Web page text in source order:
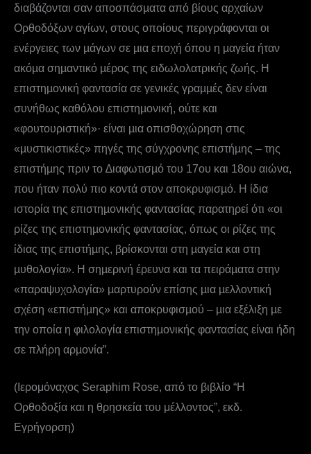
διαβάζονται σαν αποσπάσµατα από βίους αρχαίων
Ορθοδόξων αγίων, στους οποίους περιγράφονται οι
ενέργειες των µάγων σε µια εποχή όπου η µαγεία ήταν
ακόµα σηµαντικό µέρος της ειδωλολατρικής ζωής. Η
επιστηµονική φαντασία σε γενικές γραµµές δεν είναι
συνήθως καθόλου επιστηµονική, ούτε και
«φουτουριστική»· είναι µια οπισθοχώρηση στις
«µυστικιστικές» πηγές της σύγχρονης επιστήµης – της
επιστήµης πριν το ∆ιαφωτισµό του 17ου και 18ου αιώνα,
που ήταν πολύ πιο κοντά στον αποκρυφισµό. Η ίδια
ιστορία της επιστηµονικής φαντασίας παρατηρεί ότι «οι
ρίζες της επιστηµονικής φαντασίας, όπως οι ρίζες της
ίδιας της επιστήµης, βρίσκονται στη µαγεία και στη
µυθολογία». Η σηµερινή έρευνα και τα πειράµατα στην
«παραψυχολογία» µαρτυρούν επίσης µια µελλοντική
σχέση «επιστήµης» και αποκρυφισµού – µια εξέλιξη µε
την οποία η φιλολογία επιστηµονικής φαντασίας είναι ήδη
σε πλήρη αρµονία”.
(Ιερομόναχος Seraphim Rose, από το βιβλίο “Η
Ορθοδοξία και η θρησκεία του μέλλοντος”, εκδ.
Εγρήγορση)